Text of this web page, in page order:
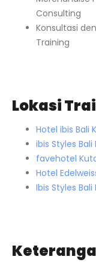
Consulting
Konsultasi
Training
Lokasi
Hotel ibis Bali
ibis Styles
favehotel
Hotel
Ibis Styles